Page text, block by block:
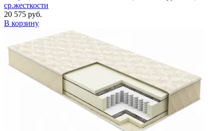
ср.жесткости
20 575 руб.
В корзину